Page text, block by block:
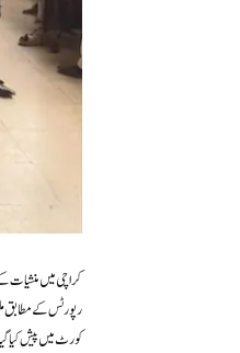
کراچی میں منشیات
رپورٹس کے مطابق
کورٹ میں پیش کیا گیا، جہاں